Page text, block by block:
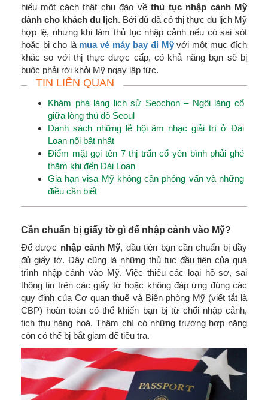
hiểu một cách thật chu đáo vềthủ tục nhập cảnh Mỹ
dành cho khách du lịch. Bởi dù đã có thị thực du lịch Mỹ
hợp lệ, nhưng khi làm thủ tục nhập cảnh nếu có sai sót
hoặc bị cho là mua vé máy bay đi Mỹvới một mục đích
khác so với thị thực được cấp, có khả năng bạn sẽ bị
buộc phải rời khỏi Mỹ ngay lập tức.
TIN LIÊN QUAN
Khám phá làng lịch sử Seochon – Ngôi làng cổ
giữa lòng thủ đô Seoul
Danh sách những lễ hội âm nhạc giải trí ở Đài
Loan nổi bật nhất
Điểm mặt gọi tên 7 thị trấn cổ yên bình phải ghé
thăm khi đến Đài Loan
Gia hạn visa Mỹ không cần phỏng vấn và những
điều cần biết
Cần chuẩn bị giấy tờ gì để nhập cảnh vào Mỹ?
Để được nhập cảnh Mỹ, đầu tiên bạn cần chuẩn bị đầy
đủ giấy tờ. Đây cũng là những thủ tục đầu tiên của quá
trình nhập cảnh vào Mỹ. Việc thiếu các loại hồ sơ, sai
thông tin trên các giấy tờ hoặc không đáp ứng đúng các
quy định của Cơ quan thuế và Biên phòng Mỹ (viết tắt là
CBP) hoàn toàn có thể khiến bạn bị từ chối nhập cảnh,
tịch thu hàng hoá. Thậm chí có những trường hợp nặng
còn có thể bị bắt giam để tiều tra.